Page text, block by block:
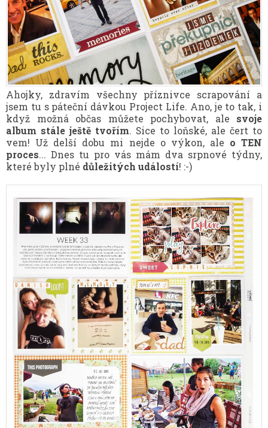
Ahojky, zdravím všechny příznivce scrapování a
jsem tu s páteční dávkou Project Life. Ano, je to tak, i
když možná občas můžete pochybovat, ale svoje
album stále ještě tvořím. Sice to loňské, ale čert to
vem! Už delší dobu mi nejde o výkon, ale o TEN
proces... Dnes tu pro vás mám dva srpnové týdny,
které byly plné důležitých událostí! :-)